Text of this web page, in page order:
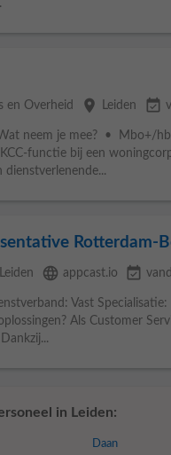
en Overheid place Leiden event_available
neem je mee? • Mbo+/
functie bij een
Rotterdam-
Leiden language appcast.io event_available
Vast Specialisatie:
Als Customer
in Leiden:
Daan